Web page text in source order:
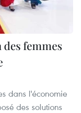
femmes
dans l'économie
des solutions